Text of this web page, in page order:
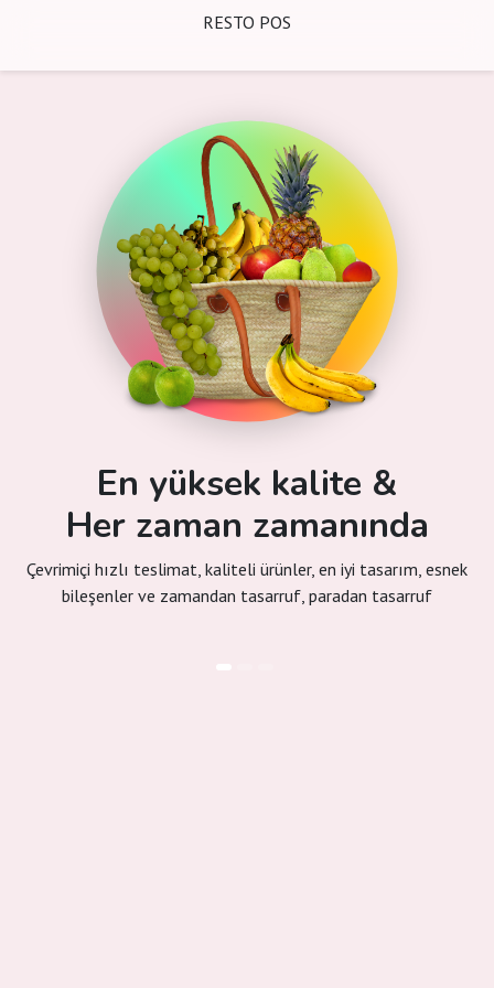
RESTO POS
En yüksek kalite &
Her zaman zamanında
Çevrimiçi hızlı teslimat, kaliteli ürünler, en iyi tasarım, esnek
bileşenler ve zamandan tasarruf, paradan tasarruf